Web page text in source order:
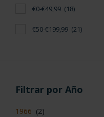
€0-€49,99 (18)
€50-€199,99 (21)
Filtrar por Año
1966 (2)